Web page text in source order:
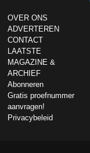
OVER ONS
ADVERTEREN
CONTACT
LAATSTE
MAGAZINE &
ARCHIEF
Abonneren
Gratis proefnummer
aanvragen!
Privacybeleid